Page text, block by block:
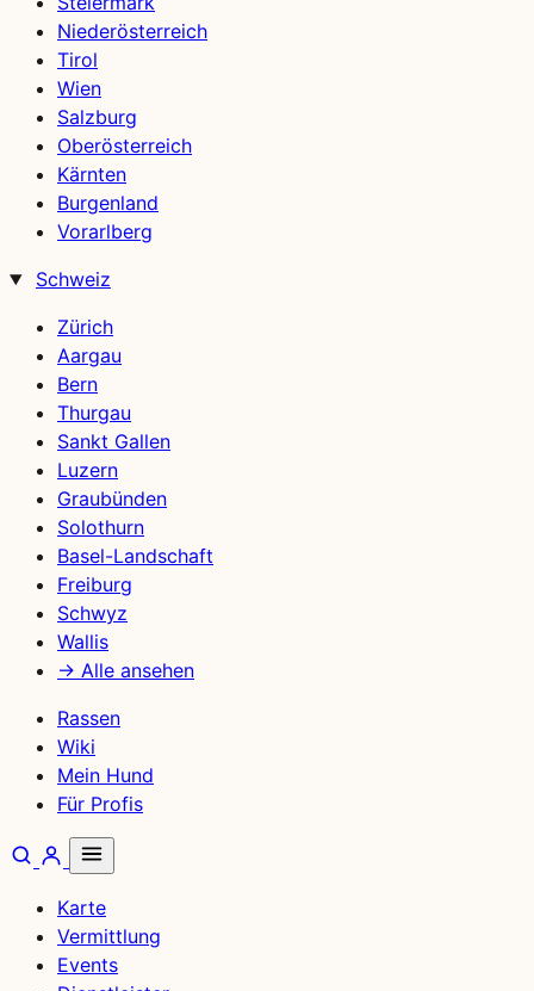
Niederösterreich
Tirol
Wien
Salzburg
Oberösterreich
Kärnten
Burgenland
Vorarlberg
Schweiz
Zürich
Aargau
Bern
Thurgau
Sankt Gallen
Luzern
Graubünden
Solothurn
Basel-Landschaft
Freiburg
Schwyz
Wallis
→ Alle ansehen
Rassen
Wiki
Mein Hund
Für Profis
Karte
Vermittlung
Events